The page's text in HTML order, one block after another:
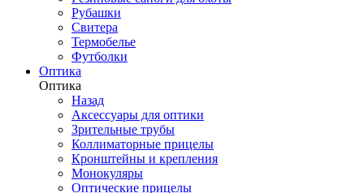
Рубашки
Свитера
Термобелье
Футболки
Оптика
Оптика
Назад
Аксессуары для оптики
Зрительные трубы
Коллиматорные прицелы
Кронштейны и крепления
Монокуляры
Оптические прицелы